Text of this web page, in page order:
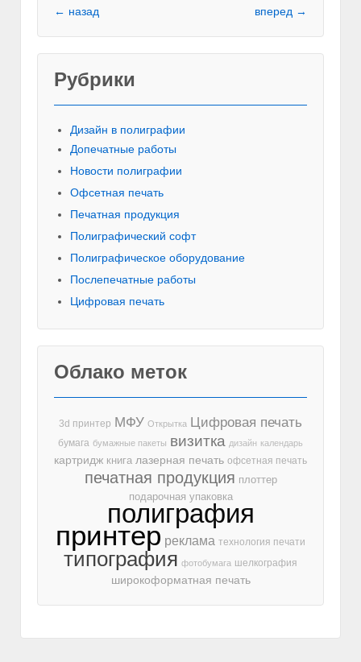
← назад вперед →
Рубрики
Дизайн в полиграфии
Допечатные работы
Новости полиграфии
Офсетная печать
Печатная продукция
Полиграфический софт
Полиграфическое оборудование
Послепечатные работы
Цифровая печать
Облако меток
3d принтер МФУ Открытка Цифровая печать
бумага бумажные пакеты визитка дизайн календарь
картридж книга лазерная печать офсетная печать
печатная продукция плоттер
подарочная упаковка
полиграфия
принтер реклама технология печати
типография фотобумага шелкография
широкоформатная печать